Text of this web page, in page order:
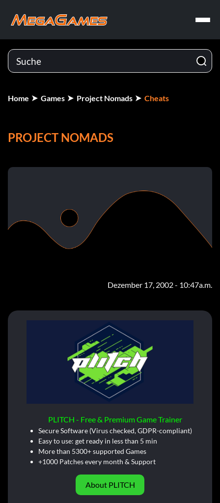
Home Games Project Nomads Cheats
PROJECT NOMADS
Dezember 17, 2002 - 10:47a.m.
PLITCH - Free & Premium Game Trainer
Secure Software (Virus checked, GDPR-compliant)
Easy to use: get ready in less than 5 min
More than 5300+ supported Games
+1000 Patches every month & Support
About PLITCH